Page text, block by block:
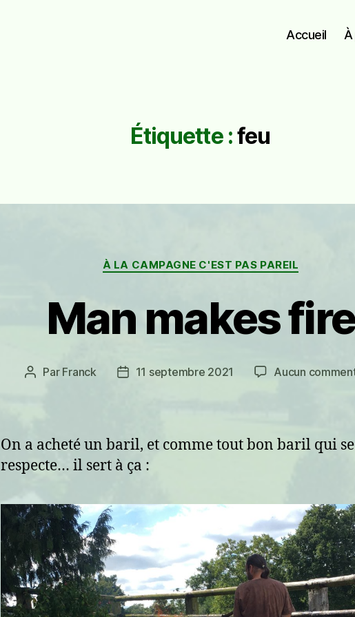
Accueil
Étiquette :feu
Catégories
À LA CAMPAGNE C'EST PAS PAREIL
Man makes fire
Auteur
Par Franck
Date11 septembre 2021 Aucun
On a acheté un baril, et comme tout bon baril qui se
respecte… il sert à ça :